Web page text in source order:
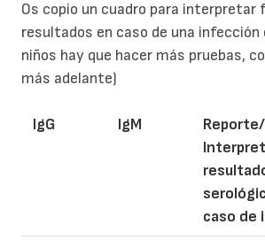
Os copio un cuadro para
resultados en caso de una infección
niños hay que hacer más pruebas,
más adelante)
IgG IgM
Reporte/
caso de